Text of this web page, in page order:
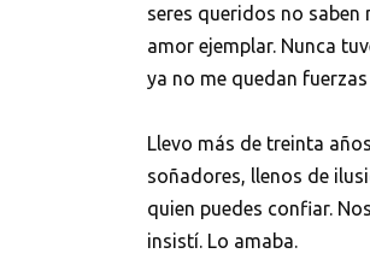
seres queridos no
amor ejemplar. Nunca
ya no me quedan
Llevo más de treinta
soñadores, llenos de
quien puedes confiar.
insistí. Lo amaba.